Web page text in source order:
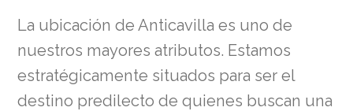
La ubicación de Anticavilla es uno de
nuestros mayores atributos. Estamos
estratégicamente situados para ser el
destino predilecto de quienes buscan una